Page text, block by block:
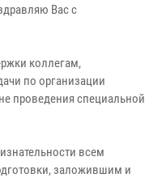
Вас с
коллегам,
по организации
проведения специальной
всем
заложившим и